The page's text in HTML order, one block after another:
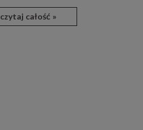
czytaj całość »